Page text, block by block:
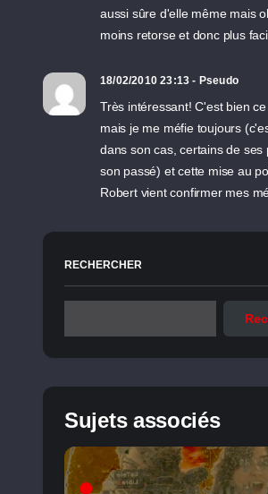
aussi sûre d'elle même mais
moins retorse et donc plus
18/02/2010 23:13 - Pseudo
Très intéressant! C'est bien
mais je me méfie toujours
dans son cas, certains de ses
son passé) et cette mise au
Robert vient confirmer mes
RECHERCHER
Sujets associés